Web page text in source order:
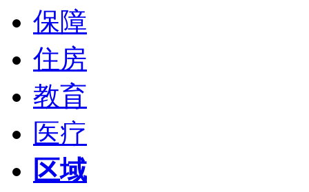
保障
住房
教育
医疗
区域